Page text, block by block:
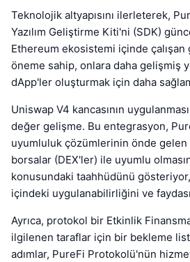
Teknolojik altyapısını ilerleterek,
Yazılım Geliştirme Kiti'ni (SDK)
Ethereum ekosistemi içinde
öneme sahip, onlara daha gelişmiş
dApp'ler oluşturmak için daha
Uniswap V4 kancasının
değer gelişme. Bu entegrasyon,
uyumluluk çözümlerinin önde gelen
borsalar (DEX'ler) ile uyumlu
konusundaki taahhüdünü
içindeki uygulanabilirliğini ve
Ayrıca, protokol bir Etkinlik
ilgilenen taraflar için bir bekleme
adımlar, PureFi Protokolü'nün